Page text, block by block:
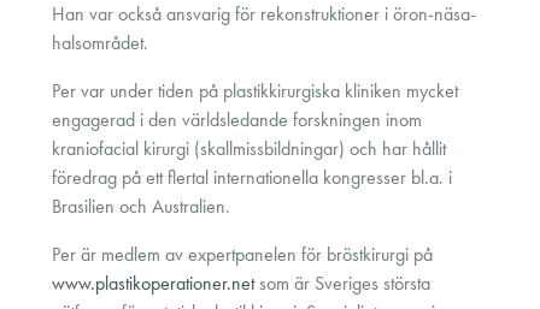
Han var också ansvarig för rekonstruktioner i öron-näsa-
halsområdet.
Per var under tiden på plastikkirurgiska kliniken mycket
engagerad i den världsledande forskningen inom
kraniofacial kirurgi (skallmissbildningar) och har hållit
föredrag på ett flertal internationella kongresser bl.a. i
Brasilien och Australien.
Per är medlem av expertpanelen för bröstkirurgi på
www.plastikoperationer.netsom är Sveriges största